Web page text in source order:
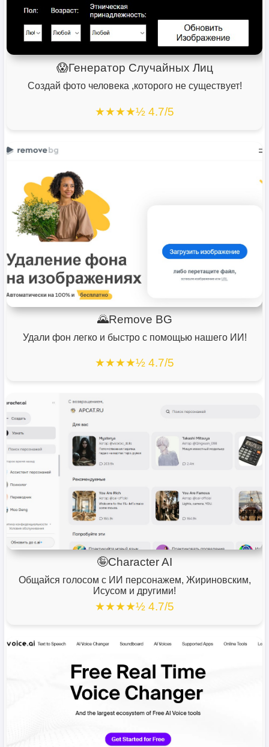
😱Генератор Случайных Лиц
Создай фото человека ,которого не существует!
★★★★½ 4.7/5
🌄Remove BG
Удали фон легко и быстро с помощью нашего ИИ!
★★★★½ 4.7/5
🤪Character AI
Общайся голосом с ИИ персонажем, Жириновским,
Исусом и другими!
★★★★½ 4.7/5